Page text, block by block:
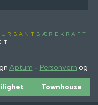
BÆREKRAFT
Aptum - Personvern og
Townhouse